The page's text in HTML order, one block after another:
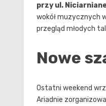
przy ul.
wokół muzycznych
przegląd młodych
Nowe
Ostatni weekend
Ariadnie